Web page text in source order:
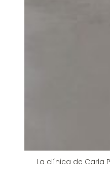
La clínica de Carla